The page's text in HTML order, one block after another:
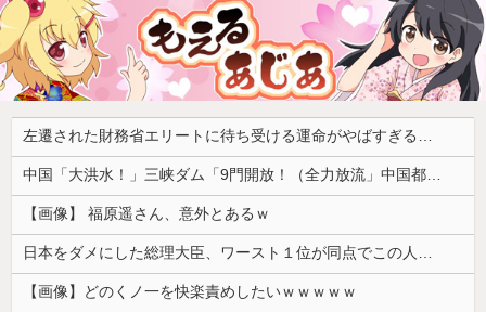
左遷された財務省エリートに待ち受ける運命がやばすぎる！と話題に、経歴自体はとんでもないものだが……
中国「大洪水！」三峡ダム「9門開放！（全力放流」中国都市「三峡沿線の道路水没」中国政府「高速道路封鎖！」中国ダム「緊急放流に合わせて開門（土砂崩れ発生」→
【画像】 福原遥さん、意外とあるｗ
日本をダメにした総理大臣、ワースト１位が同点でこの人ｗｗｗｗｗｗ
【画像】どのくノ一を快楽責めしたいｗｗｗｗｗ